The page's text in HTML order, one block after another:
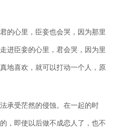
的心里，臣妾也会哭，因为那里
进臣妾的心里，君会哭，因为里
地喜欢，就可以打动一个人，原
承受茫然的侵蚀。在一起的时
，即使以后做不成恋人了，也不